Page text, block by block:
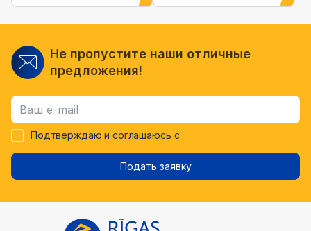
Не пропустите наши отличные
предложения!
Подтверждаю и соглашаюсь с
Подать заявку